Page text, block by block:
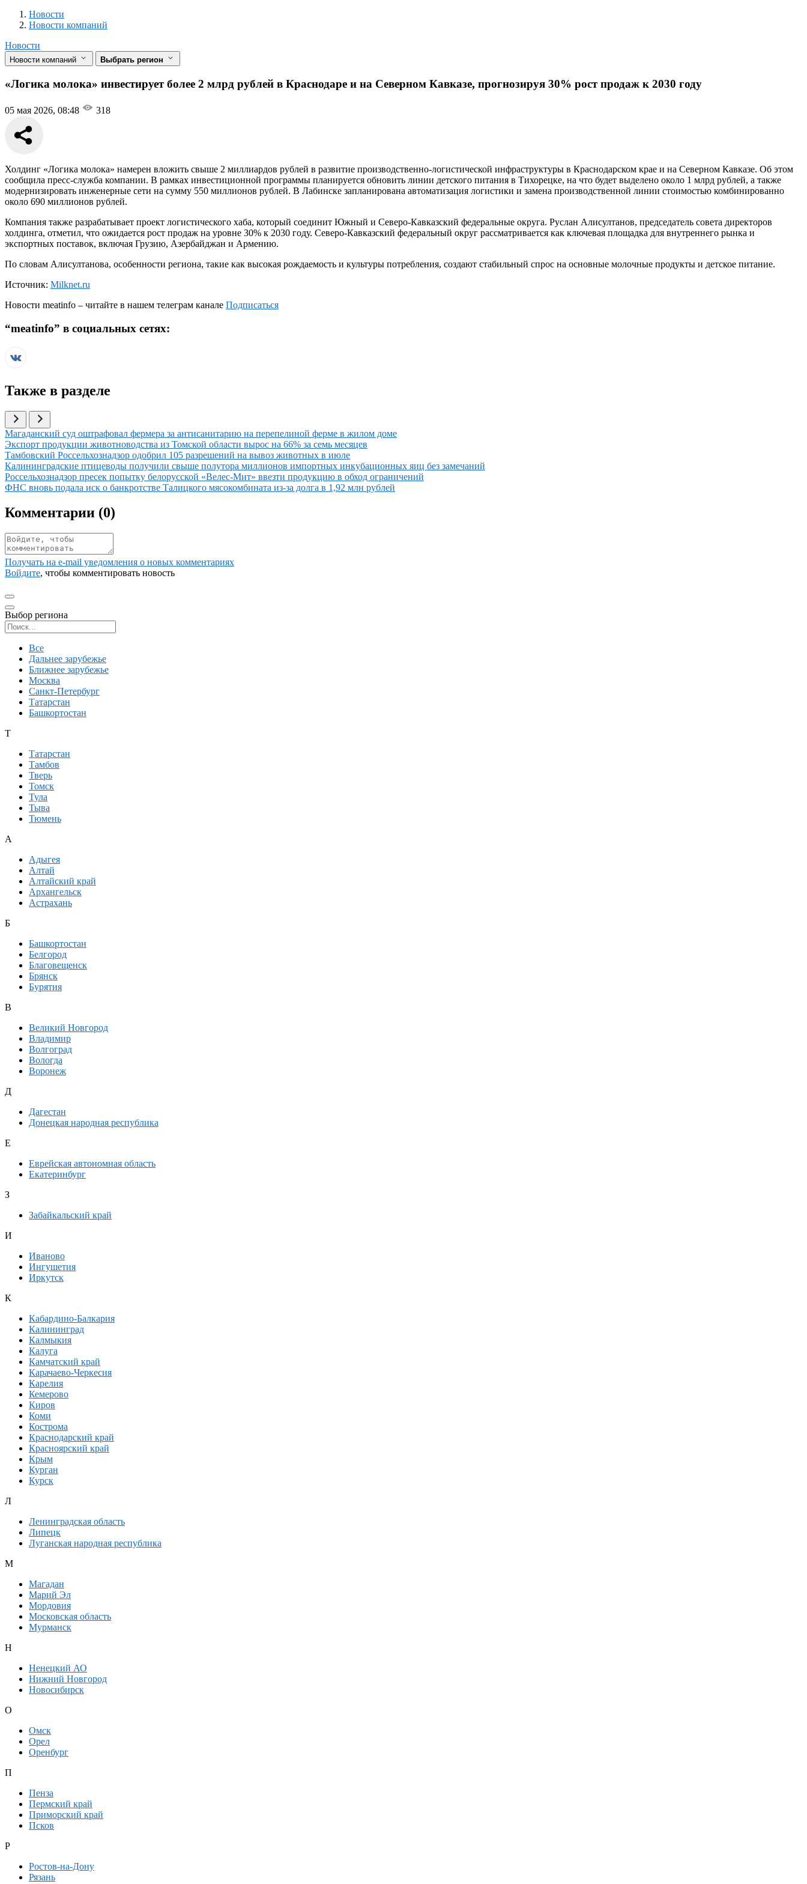
Новости
Разделы
Новости
Новости компаний
Новости
Новости компаний Выбрать регион
«Логика молока» инвестирует более 2 млрд рублей в Краснодаре и на Северном Кавказе, прогнозируя 30% рост продаж к 2030 году
05 мая 2026, 08:48 318
Холдинг «Логика молока» намерен вложить свыше 2 миллиардов рублей в развитие производственно-логистической инфраструктуры в Краснодарском крае и на Северном Кавказе. Об этом
сообщила пресс-служба компании. В рамках инвестиционной программы планируется обновить линии детского питания в Тихорецке, на что будет выделено около 1 млрд рублей, а также
модернизировать инженерные сети на сумму 550 миллионов рублей. В Лабинске запланирована автоматизация логистики и замена производственной линии стоимостью комбинированно
около 690 миллионов рублей.
Компания также разрабатывает проект логистического хаба, который соединит Южный и Северо-Кавказский федеральные округа. Руслан Алисултанов, председатель совета директоров
холдинга, отметил, что ожидается рост продаж на уровне 30% к 2030 году. Северо-Кавказский федеральный округ рассматривается как ключевая площадка для внутреннего рынка и
экспортных поставок, включая Грузию, Азербайджан и Армению.
По словам Алисултанова, особенности региона, такие как высокая рождаемость и культуры потребления, создают стабильный спрос на основные молочные продукты и детское питание.
Источник: Milknet.ru
Новости meatinfo – читайте в нашем телеграм канале Подписаться
“meatinfo” в социальных сетях:
Также в разделе
Иллюстрация новости
Магаданский суд оштрафовал фермера за антисанитарию на перепелиной ферме в жилом доме
Иллюстрация новости
Экспорт продукции животноводства из Томской области вырос на 66% за семь месяцев
Иллюстрация новости
Тамбовский Россельхознадзор одобрил 105 разрешений на вывоз животных в июле
Иллюстрация новости
Калининградские птицеводы получили свыше полутора миллионов импортных инкубационных яиц без замечаний
Иллюстрация новости
Россельхознадзор пресек попытку белорусской «Велес-Мит» ввезти продукцию в обход ограничений
Иллюстрация новости
ФНС вновь подала иск о банкротстве Талицкого мясокомбината из-за долга в 1,92 млн рублей
Комментарии (0)
Получать на e‑mail уведомления о новых комментариях
Войдите, чтобы комментировать новость
Выбор региона
Все
Дальнее зарубежье
Ближнее зарубежье
Москва
Санкт-Петербург
Татарстан
Башкортостан
Т
Татарстан
Тамбов
Тверь
Томск
Тула
Тыва
Тюмень
А
Адыгея
Алтай
Алтайский край
Архангельск
Астрахань
Б
Башкортостан
Белгород
Благовещенск
Брянск
Бурятия
В
Великий Новгород
Владимир
Волгоград
Вологда
Воронеж
Д
Дагестан
Донецкая народная республика
Е
Еврейская автономная область
Екатеринбург
З
Забайкальский край
И
Иваново
Ингушетия
Иркутск
К
Кабардино-Балкария
Калининград
Калмыкия
Калуга
Камчатский край
Карачаево-Черкесия
Карелия
Кемерово
Киров
Коми
Кострома
Краснодарский край
Красноярский край
Крым
Курган
Курск
Л
Ленинградская область
Липецк
Луганская народная республика
М
Магадан
Марий Эл
Мордовия
Московская область
Мурманск
Н
Ненецкий АО
Нижний Новгород
Новосибирск
О
Омск
Орел
Оренбург
П
Пенза
Пермский край
Приморский край
Псков
Р
Ростов-на-Дону
Рязань